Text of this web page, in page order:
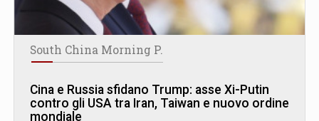
South China Morning P.
Cina e Russia sfidano Trump: asse Xi-Putin
contro gli USA tra Iran, Taiwan e nuovo ordine
mondiale